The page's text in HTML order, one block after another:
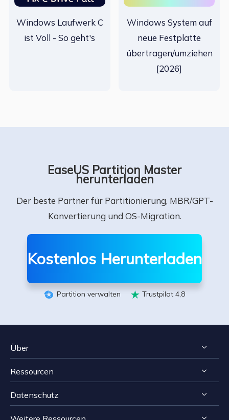
Windows Laufwerk C
ist Voll - So geht's
Windows System auf
neue Festplatte
übertragen/umziehen
[2026]
EaseUS Partition Master
herunterladen
Der beste Partner für Partitionierung, MBR/GPT-
Konvertierung und OS-Migration.
Kostenlos Herunterladen
 Partition verwalten  Trustpilot 4,8
Über
Impressum
Reviews & Awards
Kontakt EaseUS
Ressourcen
Tipps zur Windows Datenrettung
Datenschutz